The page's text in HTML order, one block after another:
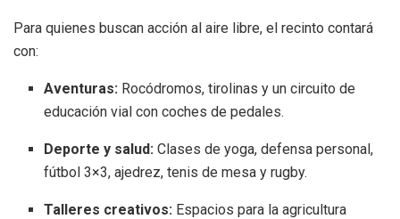
Para quienes buscan acción al aire libre, el recinto contará
con:
Aventuras: Rocódromos, tirolinas y un circuito de
educación vial con coches de pedales.
Deporte y salud: Clases de yoga, defensa personal,
fútbol 3×3, ajedrez, tenis de mesa y rugby.
Talleres creativos: Espacios para la agricultura